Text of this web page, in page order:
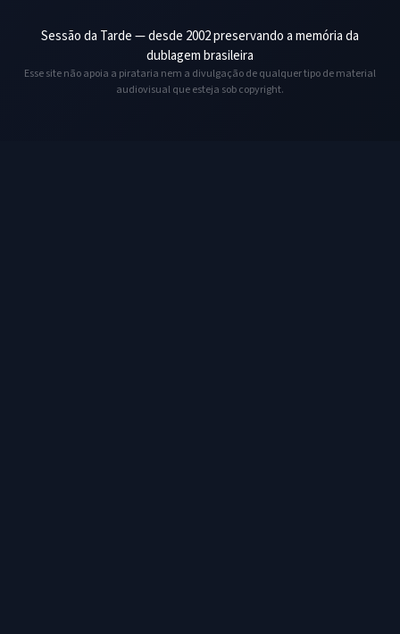
Sessão da Tarde — desde 2002 preservando a memória da
dublagem brasileira
Esse site não apoia a pirataria nem a divulgação de qualquer tipo de material
audiovisual que esteja sob copyright.